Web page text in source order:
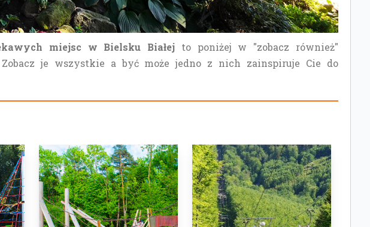
miejsc w Bielsku Białej to poniżej w "zobacz również"
je wszystkie a być może jedno z nich zainspiruje Cie do